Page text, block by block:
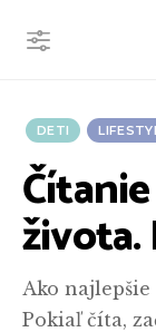
DETI
Ako
Pokiaľ číta,